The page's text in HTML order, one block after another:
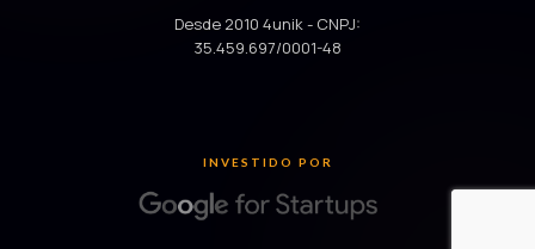
Desde 2010 4unik - CNPJ:
35.459.697/0001-48
INVESTIDO POR